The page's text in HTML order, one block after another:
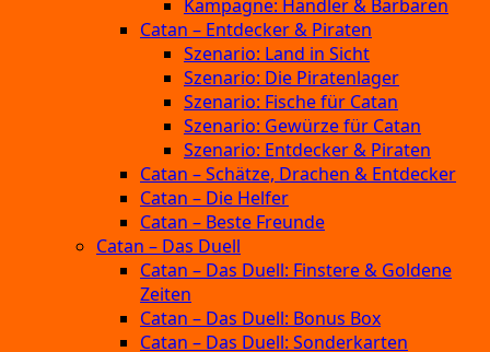
Kampagne: Händler & Barbaren
Catan – Entdecker & Piraten
Szenario: Land in Sicht
Szenario: Die Piratenlager
Szenario: Fische für Catan
Szenario: Gewürze für Catan
Szenario: Entdecker & Piraten
Catan – Schätze, Drachen & Entdecker
Catan – Die Helfer
Catan – Beste Freunde
Catan – Das Duell
Catan – Das Duell: Finstere & Goldene
Zeiten
Catan – Das Duell: Bonus Box
Catan – Das Duell: Sonderkarten